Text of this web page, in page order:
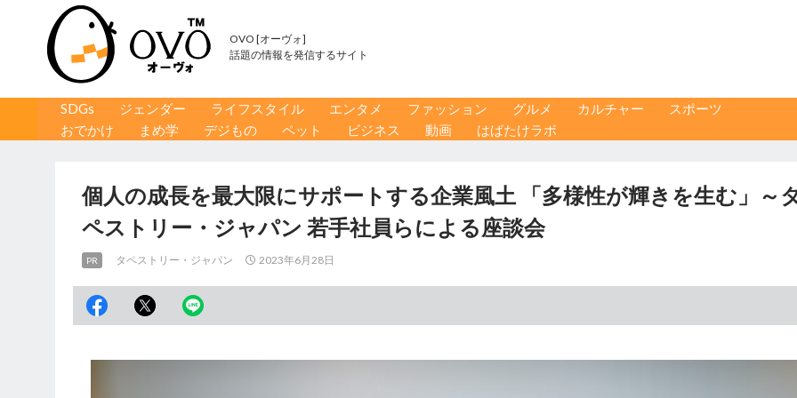
OVO [オーヴォ]
話題の情報を発信するサイト
コンテンツへ移動
SDGs ジェンダー ライフスタイル エンタメ ファッション グルメ カルチャー
スポーツ
おでかけ
まめ学 デジもの ペット ビジネス 動画 はばたけラボ
個人の成長を最大限にサポートする企業風土 「多様性が輝きを生む」～
ペストリー・ジャパン 若手社員らによる座談会
PR タペストリー・ジャパン 2023年6月28日